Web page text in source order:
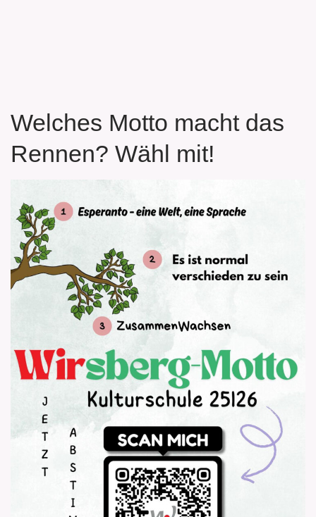
Welches Motto macht das
Rennen? Wähl mit!